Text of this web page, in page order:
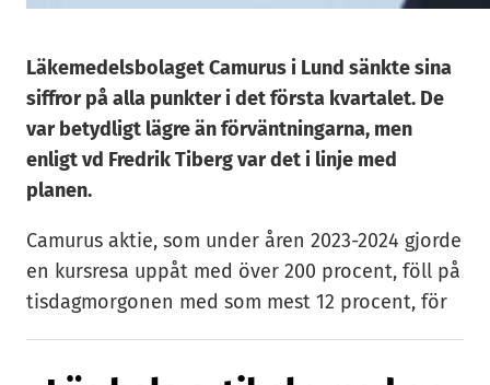
Läkemedelsbolaget Camurus i Lund sänkte sina
siffror på alla punkter i det första kvartalet. De
var betydligt lägre än förväntningarna, men
enligt vd Fredrik Tiberg var det i linje med
planen.
Camurus aktie, som under åren 2023-2024 gjorde
en kursresa uppåt med över 200 procent, föll på
tisdagmorgonen med som mest 12 procent, för